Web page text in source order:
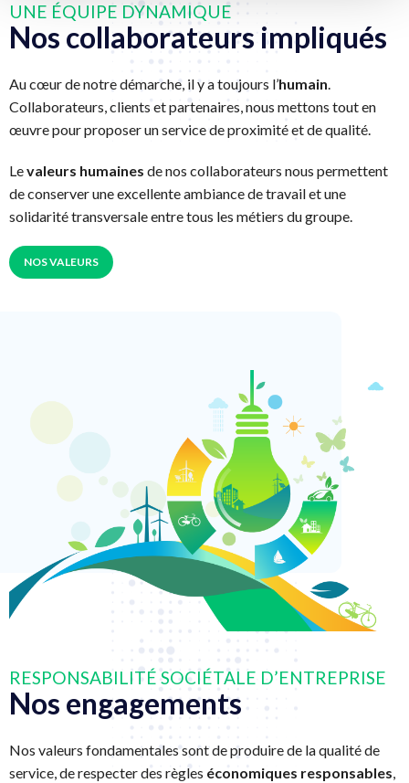
UNE ÉQUIPE DYNAMIQUE
Nos collaborateurs impliqués
Au cœur de notre démarche, il y a toujours l’humain.
Collaborateurs, clients et partenaires, nous mettons tout en
œuvre pour proposer un service de proximité et de qualité.
Levaleurs humaines de nos collaborateurs nous permettent
de conserver une excellente ambiance de travail et une
solidarité transversale entre tous les métiers du groupe.
NOS VALEURS
RESPONSABILITÉ SOCIÉTALE D’ENTREPRISE
Nos engagements
Nos valeurs fondamentales sont de produire de la qualité de
service, de respecter des règles économiques responsables